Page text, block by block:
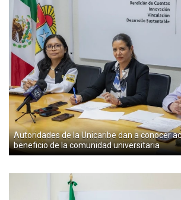
Autoridades de la Unicaribe dan a conocer
beneficio de la comunidad universitaria